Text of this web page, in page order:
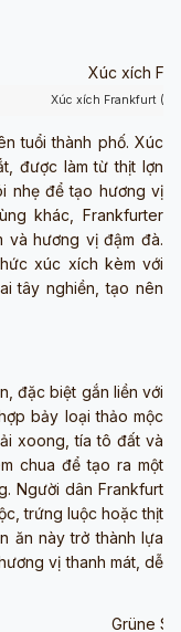
Xúc xích Frankfurt
tuổi thành phố. Xúc
được làm từ thịt lợn
nhẹ để tạo hương vị
khác, Frankfurter
và hương vị đậm đà.
xúc xích kèm với
tây nghiền, tạo nên
đặc biệt gắn liền với
bảy loại thảo mộc
xoong, tía tô đất và
chua để tạo ra một
Người dân Frankfurt
trứng luộc hoặc thịt
ăn này trở thành lựa
vị thanh mát, dễ